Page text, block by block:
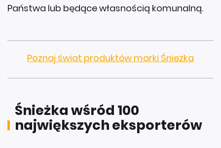
Państwa lub będące własnością komunalną.
Poznaj świat produktów marki Śnieżka
Śnieżka wśród 100
największych eksporterów